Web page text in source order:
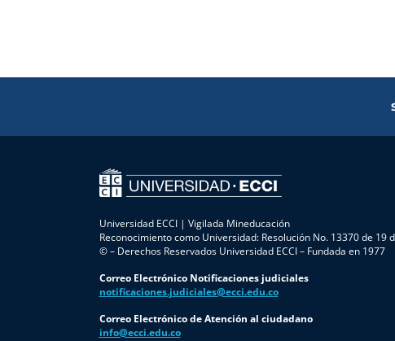
Universidad ECCI | Vigilada Mineducación
Reconocimiento como Universidad: Resolución No. 13370 de 19
© – Derechos Reservados Universidad ECCI – Fundada en 1977
Correo Electrónico Notificaciones judiciales
notificaciones.judiciales@ecci.edu.co
Correo Electrónico de Atención al ciudadano
info@ecci.edu.co